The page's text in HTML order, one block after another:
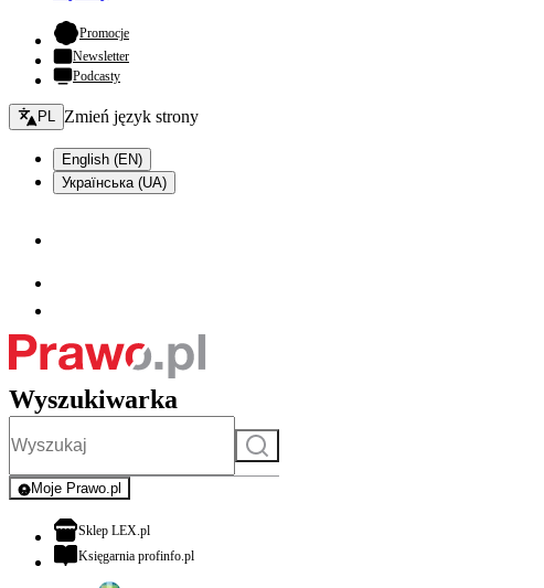
Promocje- otwiera się w nowej karcie
Newsletter
Podcasty
Zmień język - bieżący:
PL Zmień język strony
English (EN)
Українська (UA)
Wyszukiwarka
Szukaj
Moje Prawo.pl
- rejestracja i logowanie do serwisu
Sklep LEX.plotwiera się w nowej karcie
Księgarnia profinfo.plotwiera się w nowej karcie